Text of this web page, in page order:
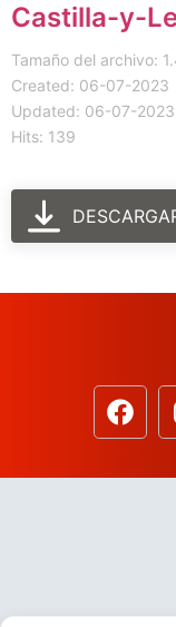
Castilla-y-
Tamaño del archivo:
Created: 06-07-2023
Updated: 06-07-2023
Hits: 139